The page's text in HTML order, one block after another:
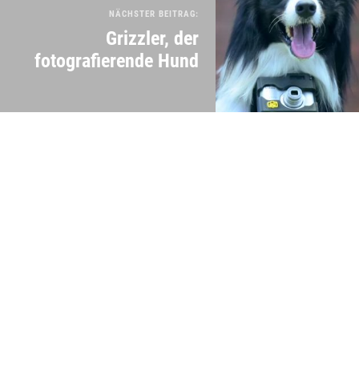
NÄCHSTER BEITRAG:
Grizzler, der
fotografierende Hund